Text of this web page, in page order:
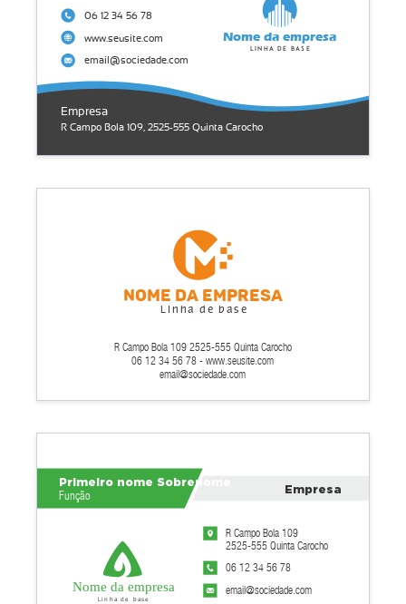
R Campo Bola 109, 2525-555 Quinta Carocho
Empresa
www.seusite.com
email@sociedade.com
06 12 34 56 78
Nome da empresa
Linha de base
Nome da empresa
Linha de base
email@sociedade.com
06 12 34 56 78 - www.seusite.com
R Campo Bola 109 2525-555 Quinta Carocho
06 12 34 56 78
email@sociedade.com
R Campo Bola 109
2525-555 Quinta Carocho
Empresa
Primeiro nome Sobrenome
Função
Nome da empresa
Linha de base